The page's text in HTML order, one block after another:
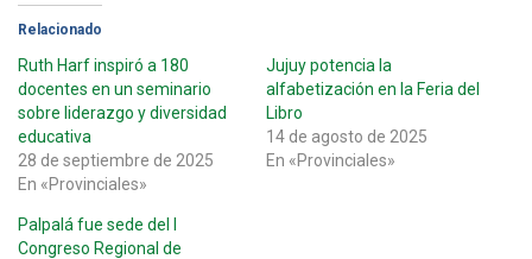
Relacionado
Ruth Harf inspiró a 180
docentes en un seminario
sobre liderazgo y diversidad
educativa
28 de septiembre de 2025
En «Provinciales»
Jujuy potencia la
alfabetización en la Feria del
Libro
14 de agosto de 2025
En «Provinciales»
Palpalá fue sede del I
Congreso Regional de